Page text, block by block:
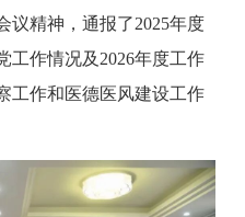
议精神，通报了2025年度
工作情况及2026年度工作
工作和医德医风建设工作